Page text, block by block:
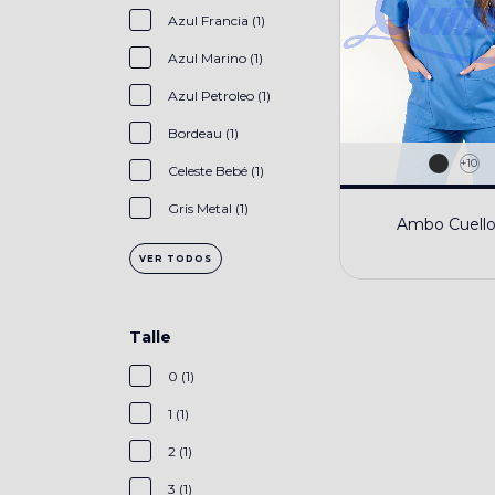
Azul Francia (1)
Azul Marino (1)
Azul Petroleo (1)
Bordeau (1)
Celeste Bebé (1)
Gris Metal (1)
VER TODOS
Talle
0 (1)
1 (1)
2 (1)
3 (1)
+10
Ambo